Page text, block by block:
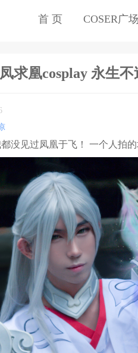
首 页 COSER广
求凰cosplay 永生
没见过凤凰于飞！ 一个人拍